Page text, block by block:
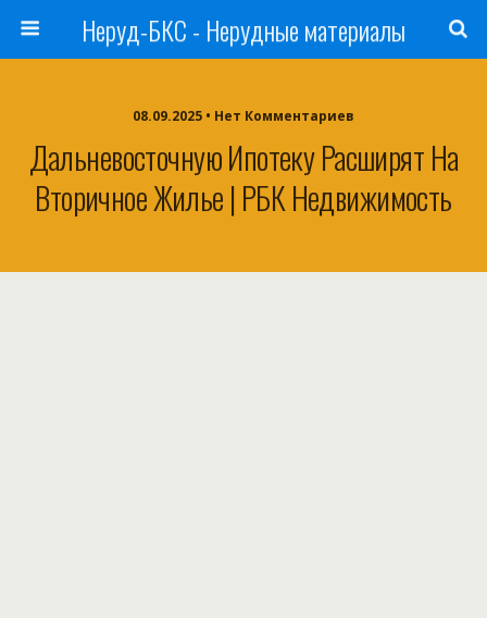
Неруд-БКС - Нерудные материалы
08.09.2025 • Нет Комментариев
Дальневосточную Ипотеку Расширят На
Вторичное Жилье | РБК Недвижимость